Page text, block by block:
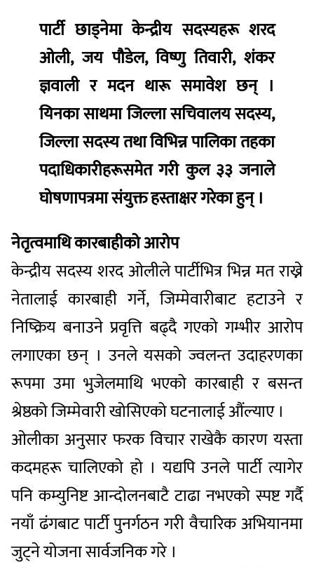
पार्टी छाड्नेमा केन्द्रीय सदस्यहरू शरद
ओली, जय पौडेल, विष्णु तिवारी, शंकर
ज्ञवाली र मदन थारू समावेश छन् ।
यिनका साथमा जिल्ला सचिवालय सदस्य,
जिल्ला सदस्य तथा विभिन्न पालिका तहका
पदाधिकारीहरूसमेत गरी कुल ३३ जनाले
घोषणापत्रमा संयुक्त हस्ताक्षर गरेका हुन् ।
नेतृत्वमाथि कारबाहीको आरोप
केन्द्रीय सदस्य शरद ओलीले पार्टीभित्र भिन्न मत राख्ने
नेतालाई कारबाही गर्ने, जिम्मेवारीबाट हटाउने र
निष्क्रिय बनाउने प्रवृत्ति बढ्दै गएको गम्भीर आरोप
लगाएका छन् । उनले यसको ज्वलन्त उदाहरणका
रूपमा उमा भुजेलमाथि भएको कारबाही र बसन्त
श्रेष्ठको जिम्मेवारी खोसिएको घटनालाई औंल्याए ।
ओलीका अनुसार फरक विचार राखेकै कारण यस्ता
कदमहरू चालिएको हो । यद्यपि उनले पार्टी त्यागेर
पनि कम्युनिष्ट आन्दोलनबाटै टाढा नभएको स्पष्ट गर्दै
नयाँ ढंगबाट पार्टी पुनर्गठन गरी वैचारिक अभियानमा
जुट्ने योजना सार्वजनिक गरे ।